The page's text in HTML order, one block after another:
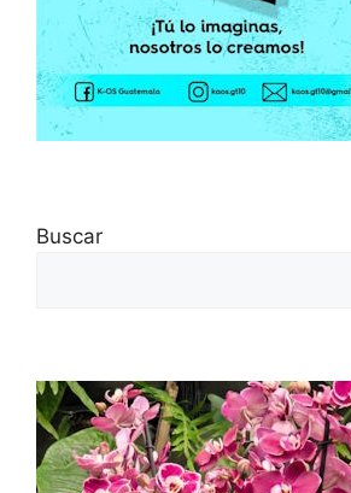
Buscar